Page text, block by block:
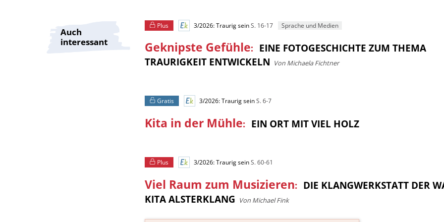
Auch
interessant
Plus 3/2026: Traurig seinS. 16-17 Sprache und Medien
Geknipste Gefühle: EINE FOTOGESCHICHTE ZUM THEMA
TRAURIGKEIT ENTWICKELN Von Michaela Fichtner
Gratis 3/2026: Traurig seinS. 6-7
Kita in der Mühle: EIN ORT MIT VIEL HOLZ
Plus 3/2026: Traurig seinS. 60-61
Viel Raum zum Musizieren: DIE KLANGWERKSTATT DER
KITA ALSTERKLANG Von Michael Fink